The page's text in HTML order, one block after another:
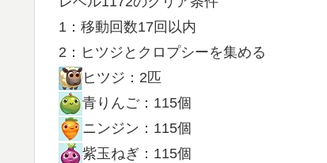
1：移動回数17回以内
2：ヒツジとクロプシーを集める
ヒツジ：2匹
青りんご：115個
ニンジン：115個
紫玉ねぎ：115個